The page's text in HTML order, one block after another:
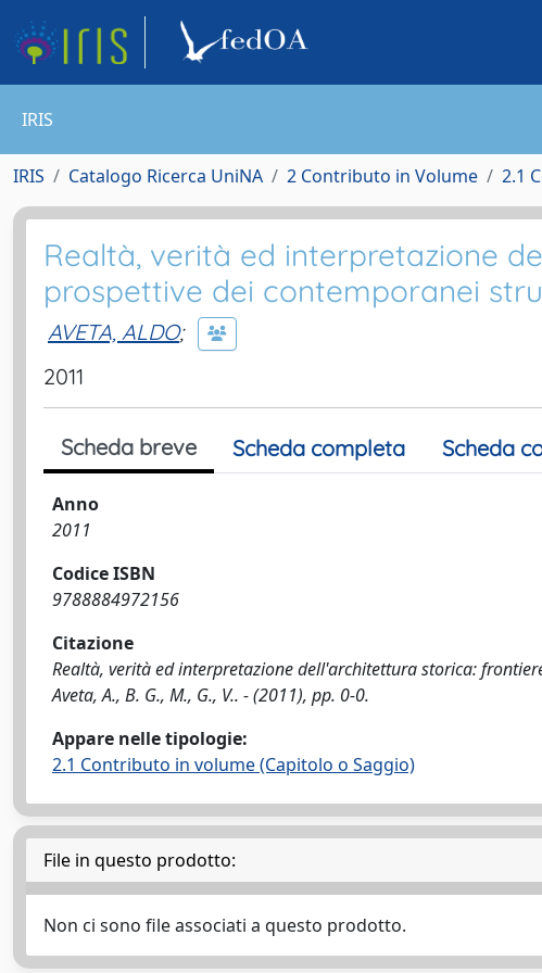
IRIS
IRIS Catalogo Ricerca UniNA 2 Contributo in Volume 2.1
Realtà, verità ed interpretazione
prospettive dei contemporanei
AVETA, ALDO;
2011
Scheda breve Scheda completa Scheda
Anno
2011
Codice ISBN
9788884972156
Citazione
Realtà, verità ed interpretazione dell'architettura storica:
Aveta, A., B. G., M., G., V.. - (2011), pp. 0-0.
Appare nelle tipologie:
2.1 Contributo in volume (Capitolo o Saggio)
File in questo prodotto:
Non ci sono file associati a questo prodotto.